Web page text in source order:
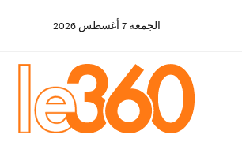
الجمعة 7 أغسطس 2026